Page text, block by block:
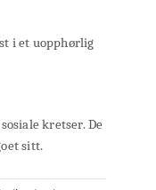
i et uopphørlig
kretser. De
sitt.